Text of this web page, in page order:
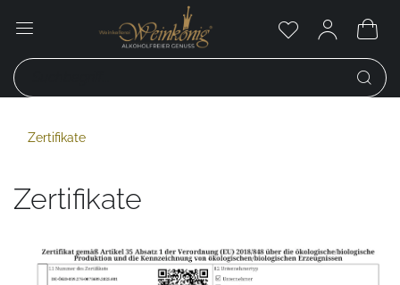
Zertifikate
Zertifikate